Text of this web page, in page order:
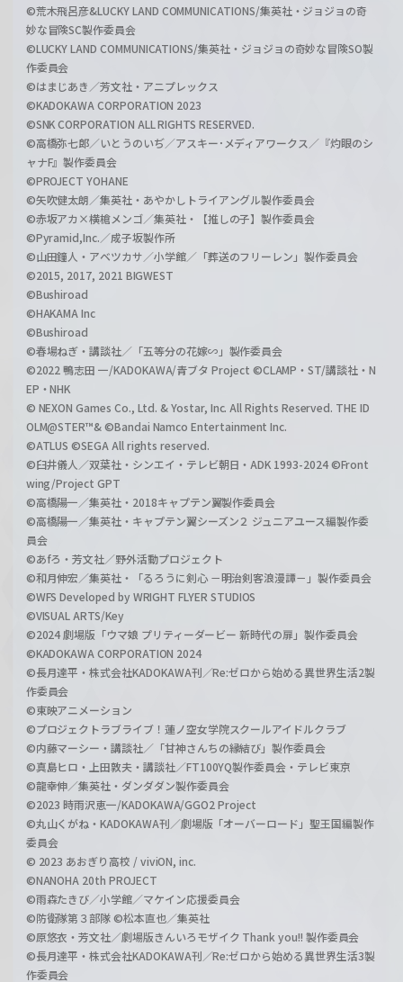
©荒木飛呂彦&LUCKY LAND COMMUNICATIONS/集英社・ジョジョの奇
妙な冒険SC製作委員会
©LUCKY LAND COMMUNICATIONS/集英社・ジョジョの奇妙な冒険SO製
作委員会
©はまじあき／芳文社・アニプレックス
©KADOKAWA CORPORATION 2023
©SNK CORPORATION ALL RIGHTS RESERVED.
©高橋弥七郎／いとうのいぢ／アスキー･メディアワークス／『灼眼のシ
ャナF』製作委員会
©PROJECT YOHANE
©矢吹健太朗／集英社・あやかしトライアングル製作委員会
©赤坂アカ×横槍メンゴ／集英社・【推しの子】製作委員会
©Pyramid,Inc.／成子坂製作所
©山田鐘人・アベツカサ／小学館／「葬送のフリーレン」製作委員会
©2015, 2017, 2021 BIGWEST
©Bushiroad
©HAKAMA Inc
©Bushiroad
©春場ねぎ・講談社／「五等分の花嫁∽」製作委員会
©2022 鴨志田 一/KADOKAWA/青ブタ Project ©CLAMP・ST/講談社・N
EP・NHK
© NEXON Games Co., Ltd. & Yostar, Inc. All Rights Reserved. THE ID
OLM@STER™& ©Bandai Namco Entertainment Inc.
©ATLUS ©SEGA All rights reserved.
©臼井儀人／双葉社・シンエイ・テレビ朝日・ADK 1993-2024 ©Front
wing/Project GPT
©高橋陽一／集英社・2018キャプテン翼製作委員会
©高橋陽一／集英社・キャプテン翼シーズン２ ジュニアユース編製作委
員会
©あfろ・芳文社／野外活動プロジェクト
©和月伸宏／集英社・「るろうに剣心 －明治剣客浪漫譚－」製作委員会
©WFS Developed by WRIGHT FLYER STUDIOS
©VISUAL ARTS/Key
©2024 劇場版「ウマ娘 プリティーダービー 新時代の扉」製作委員会
©KADOKAWA CORPORATION 2024
©長月達平・株式会社KADOKAWA刊／Re:ゼロから始める異世界生活2製
作委員会
©東映アニメーション
©プロジェクトラブライブ！蓮ノ空女学院スクールアイドルクラブ
©内藤マーシー・講談社／「甘神さんちの縁結び」製作委員会
©真島ヒロ・上田敦夫・講談社／FT100YQ製作委員会・テレビ東京
©龍幸伸／集英社・ダンダダン製作委員会
©2023 時雨沢恵一/KADOKAWA/GGO2 Project
©丸山くがね・KADOKAWA刊／劇場版「オーバーロード」聖王国編製作
委員会
© 2023 あおぎり高校 / viviON, inc.
©NANOHA 20th PROJECT
©雨森たきび／小学館／マケイン応援委員会
©防衛隊第３部隊 ©松本直也／集英社
©原悠衣・芳文社／劇場版きんいろモザイク Thank you!! 製作委員会
©長月達平・株式会社KADOKAWA刊／Re:ゼロから始める異世界生活3製
作委員会